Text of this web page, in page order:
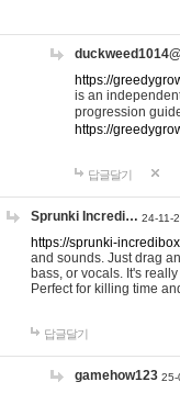
https://
is an
progression
https://
답글달기
Sprunki Incredi… 24-11-
https://sprunki-
and sounds. Just drag
bass, or vocals. It's
Perfect for killing time
답글달기
gamehow123 25-